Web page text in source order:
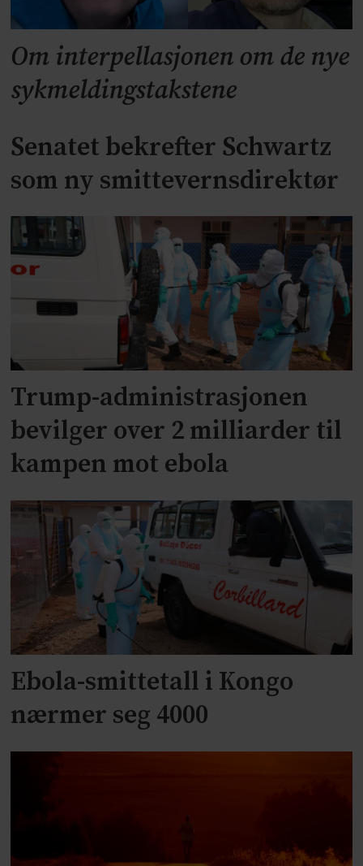
Om interpellasjonen om de nye
sykmeldingstakstene
Senatet bekrefter Schwartz
som ny smittevernsdirektør
Trump-administrasjonen
bevilger over 2 milliarder til
kampen mot ebola
Ebola-smittetall i Kongo
nærmer seg 4000